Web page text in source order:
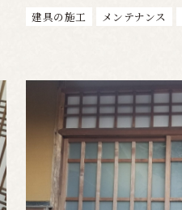
建具の施工 メンテナンス